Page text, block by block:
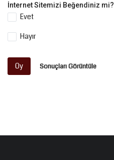
İnternet Sitemizi Beğendiniz mi?
Evet
Hayır
Oy Sonuçları Görüntüle